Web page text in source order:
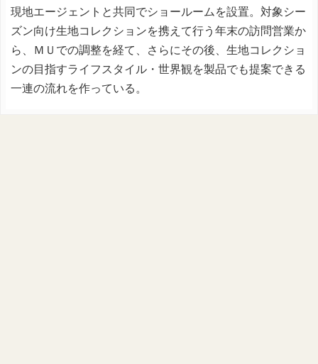
現地エージェントと共同でショールームを設置。対象シー
ズン向け生地コレクションを携えて行う年末の訪問営業か
ら、ＭＵでの調整を経て、さらにその後、生地コレクショ
ンの目指すライフスタイル・世界観を製品でも提案できる
一連の流れを作っている。